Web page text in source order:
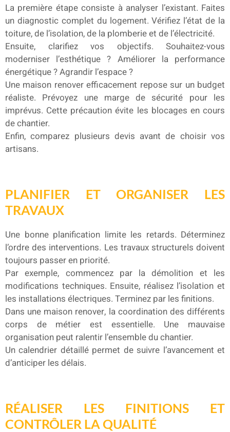
La première étape consiste à analyser l’existant. Faites
un diagnostic complet du logement. Vérifiez l’état de la
toiture, de l’isolation, de la plomberie et de l’électricité.
Ensuite, clarifiez vos objectifs. Souhaitez-vous
moderniser l’esthétique ? Améliorer la performance
énergétique ? Agrandir l’espace ?
Une maison renover efficacement repose sur un budget
réaliste. Prévoyez une marge de sécurité pour les
imprévus. Cette précaution évite les blocages en cours
de chantier.
Enfin, comparez plusieurs devis avant de choisir vos
artisans.
PLANIFIER ET ORGANISER LES
TRAVAUX
Une bonne planification limite les retards. Déterminez
l’ordre des interventions. Les travaux structurels doivent
toujours passer en priorité.
Par exemple, commencez par la démolition et les
modifications techniques. Ensuite, réalisez l’isolation et
les installations électriques. Terminez par les finitions.
Dans une maison renover, la coordination des différents
corps de métier est essentielle. Une mauvaise
organisation peut ralentir l’ensemble du chantier.
Un calendrier détaillé permet de suivre l’avancement et
d’anticiper les délais.
RÉALISER LES FINITIONS ET
CONTRÔLER LA QUALITÉ